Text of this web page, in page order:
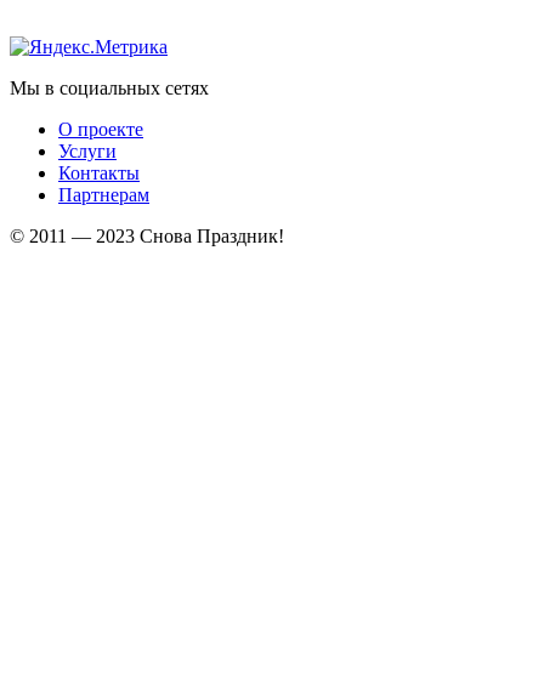
Мы в социальных сетях
О проекте
Услуги
Контакты
Партнерам
© 2011 — 2023 Снова Праздник!